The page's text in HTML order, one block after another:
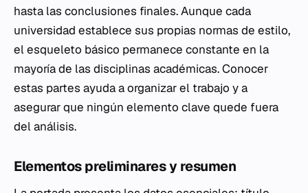
hasta las conclusiones finales. Aunque cada
universidad establece sus propias normas de estilo,
el esqueleto básico permanece constante en la
mayoría de las disciplinas académicas. Conocer
estas partes ayuda a organizar el trabajo y a
asegurar que ningún elemento clave quede fuera
del análisis.
Elementos preliminares y resumen